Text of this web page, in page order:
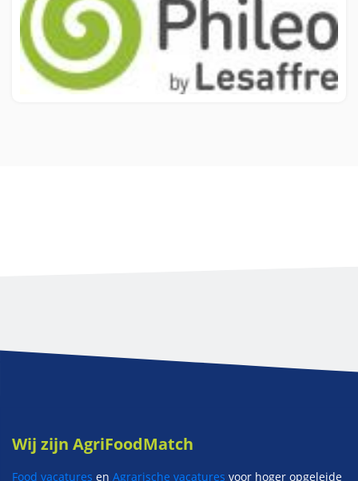
Wij zijn AgriFoodMatch
Food vacatures en Agrarische vacatures voor hoger opgeleide